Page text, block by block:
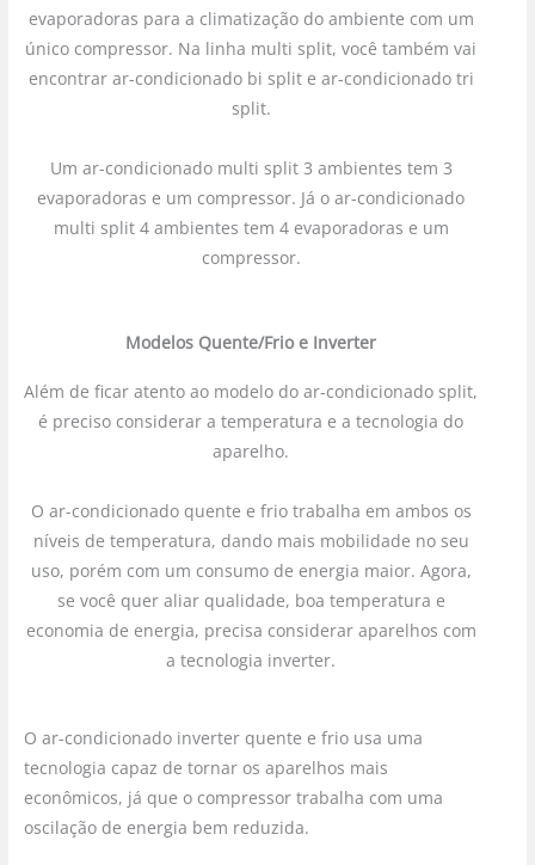
evaporadoras para a climatização do ambiente com um
único compressor. Na linha multi split, você também vai
encontrar ar-condicionado bi split e ar-condicionado tri
split.
Um ar-condicionado multi split 3 ambientes tem 3
evaporadoras e um compressor. Já o ar-condicionado
multi split 4 ambientes tem 4 evaporadoras e um
compressor.
Modelos Quente/Frio e Inverter
Além de ficar atento ao modelo do ar-condicionado split,
é preciso considerar a temperatura e a tecnologia do
aparelho.
O ar-condicionado quente e frio trabalha em ambos os
níveis de temperatura, dando mais mobilidade no seu
uso, porém com um consumo de energia maior. Agora,
se você quer aliar qualidade, boa temperatura e
economia de energia, precisa considerar aparelhos com
a tecnologia inverter.
O ar-condicionado inverter quente e frio usa uma
tecnologia capaz de tornar os aparelhos mais
econômicos, já que o compressor trabalha com uma
oscilação de energia bem reduzida.